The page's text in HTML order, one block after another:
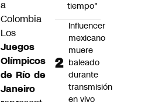
a
Colombia
Los
Juegos
Olímpicos
de Río de
Janeiro
tiempo"
Influencer
mexicano
muere
baleado
durante
transmisión
en vivo